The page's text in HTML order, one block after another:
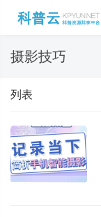
摄影技巧
列表